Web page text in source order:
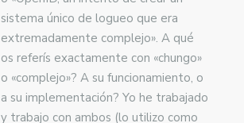
sistema único de logueo que era
extremadamente complejo». A qué
os referís exactamente con «chungo»
o «complejo»? A su funcionamiento, o
a su implementación? Yo he trabajado
y trabajo con ambos (lo utilizo como